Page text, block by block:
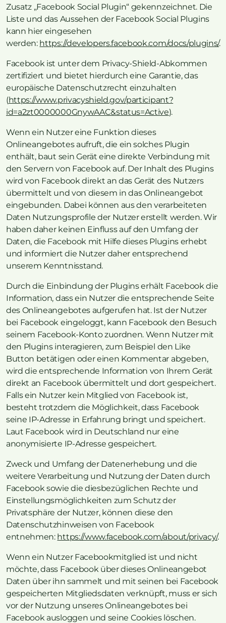
Zusatz „Facebook Social Plugin“ gekennzeichnet. Die
Liste und das Aussehen der Facebook Social Plugins
kann hier eingesehen
werden: https://developers.facebook.com/docs/plugins/.
Facebook ist unter dem Privacy-Shield-Abkommen
zertifiziert und bietet hierdurch eine Garantie, das
europäische Datenschutzrecht einzuhalten
(https://www.privacyshield.gov/participant?
id=a2zt0000000GnywAAC&status=Active).
Wenn ein Nutzer eine Funktion dieses
Onlineangebotes aufruft, die ein solches Plugin
enthält, baut sein Gerät eine direkte Verbindung mit
den Servern von Facebook auf. Der Inhalt des Plugins
wird von Facebook direkt an das Gerät des Nutzers
übermittelt und von diesem in das Onlineangebot
eingebunden. Dabei können aus den verarbeiteten
Daten Nutzungsprofile der Nutzer erstellt werden. Wir
haben daher keinen Einfluss auf den Umfang der
Daten, die Facebook mit Hilfe dieses Plugins erhebt
und informiert die Nutzer daher entsprechend
unserem Kenntnisstand.
Durch die Einbindung der Plugins erhält Facebook die
Information, dass ein Nutzer die entsprechende Seite
des Onlineangebotes aufgerufen hat. Ist der Nutzer
bei Facebook eingeloggt, kann Facebook den Besuch
seinem Facebook-Konto zuordnen. Wenn Nutzer mit
den Plugins interagieren, zum Beispiel den Like
Button betätigen oder einen Kommentar abgeben,
wird die entsprechende Information von Ihrem Gerät
direkt an Facebook übermittelt und dort gespeichert.
Falls ein Nutzer kein Mitglied von Facebook ist,
besteht trotzdem die Möglichkeit, dass Facebook
seine IP-Adresse in Erfahrung bringt und speichert.
Laut Facebook wird in Deutschland nur eine
anonymisierte IP-Adresse gespeichert.
Zweck und Umfang der Datenerhebung und die
weitere Verarbeitung und Nutzung der Daten durch
Facebook sowie die diesbezüglichen Rechte und
Einstellungsmöglichkeiten zum Schutz der
Privatsphäre der Nutzer, können diese den
Datenschutzhinweisen von Facebook
entnehmen: https://www.facebook.com/about/privacy/.
Wenn ein Nutzer Facebookmitglied ist und nicht
möchte, dass Facebook über dieses Onlineangebot
Daten über ihn sammelt und mit seinen bei Facebook
gespeicherten Mitgliedsdaten verknüpft, muss er sich
vor der Nutzung unseres Onlineangebotes bei
Facebook ausloggen und seine Cookies löschen.